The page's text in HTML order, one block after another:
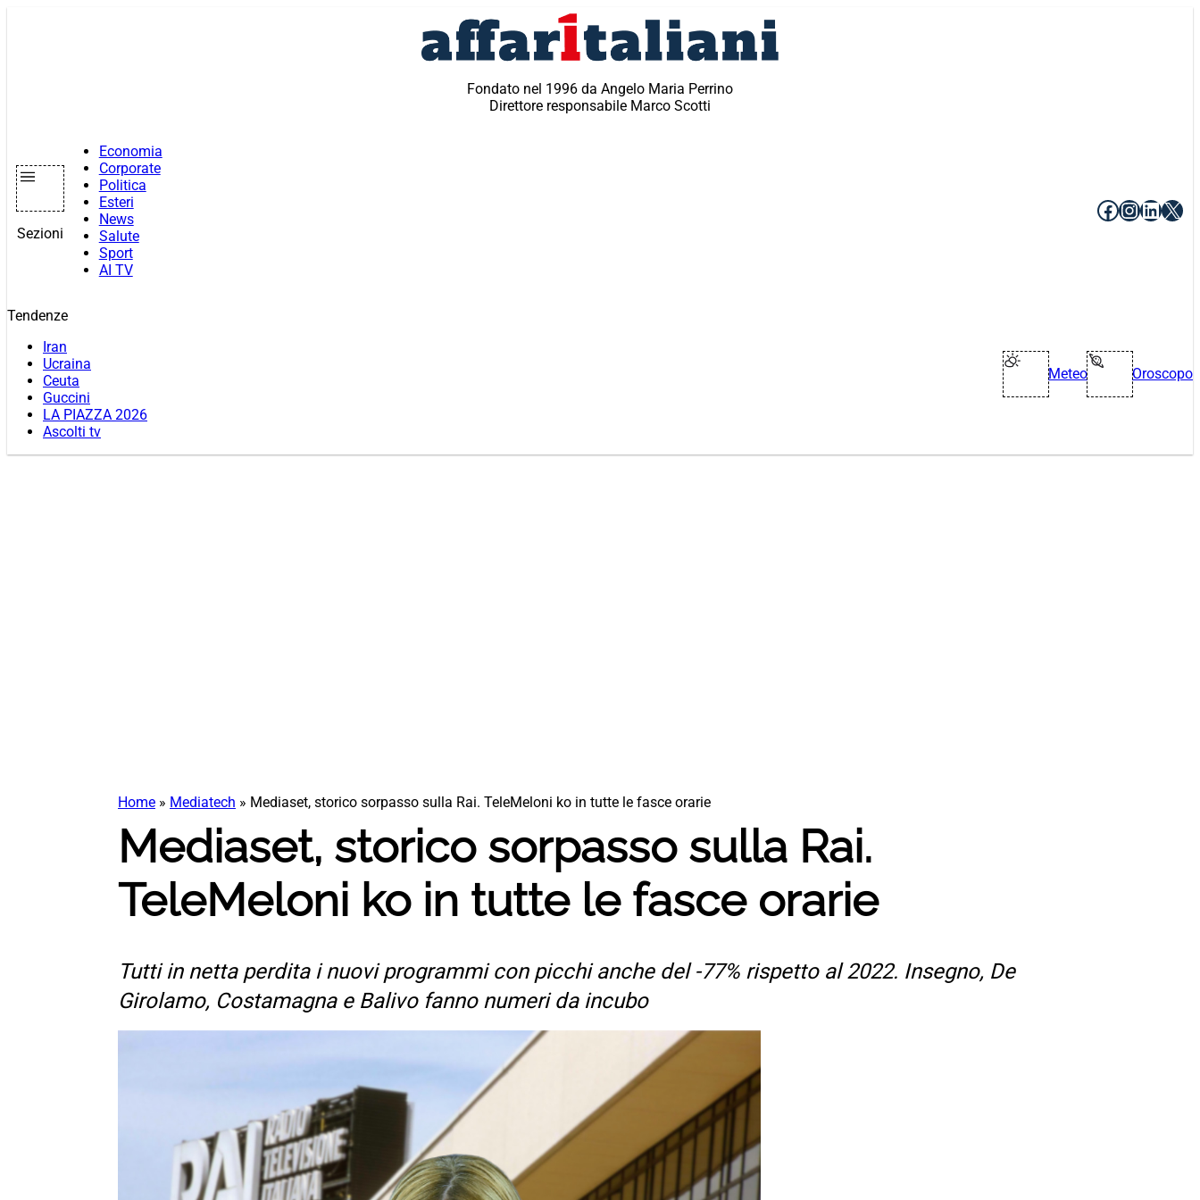
Fondato nel 1996 da Angelo Maria Perrino
Direttore responsabile Marco Scotti
Sezioni
Economia
Corporate
Politica
Esteri
News
Salute
Sport
AI TV
Facebook
X
Tendenze
Iran
Ucraina
Ceuta
Guccini
LA PIAZZA 2026
Ascolti tv
Meteo Oroscopo
Home » Mediatech » Mediaset, storico sorpasso sulla Rai. TeleMeloni ko in tutte le fasce orarie
Mediaset, storico sorpasso sulla Rai.
TeleMeloni ko in tutte le fasce orarie
Tutti in netta perdita i nuovi programmi con picchi anche del -77% rispetto al 2022. Insegno, De
Girolamo, Costamagna e Balivo fanno numeri da incubo